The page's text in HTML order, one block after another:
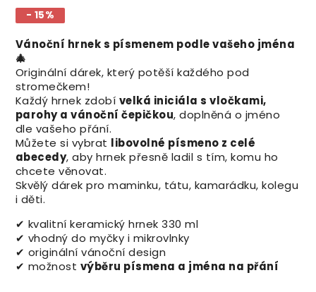
- 15%
Vánoční hrnek s písmenem podle vašeho jména
🎄
Originální dárek, který potěší každého pod
stromečkem!
Každý hrnek zdobí velká iniciála s vločkami,
parohy a vánoční čepičkou, doplněná o jméno
dle vašeho přání.
Můžete si vybrat libovolné písmeno z celé
abecedy, aby hrnek přesně ladil s tím, komu ho
chcete věnovat.
Skvělý dárek pro maminku, tátu, kamarádku, kolegu
i děti.
✔ kvalitní keramický hrnek 330 ml
✔ vhodný do myčky i mikrovlnky
✔ originální vánoční design
✔ možnost výběru písmena a jména na přání